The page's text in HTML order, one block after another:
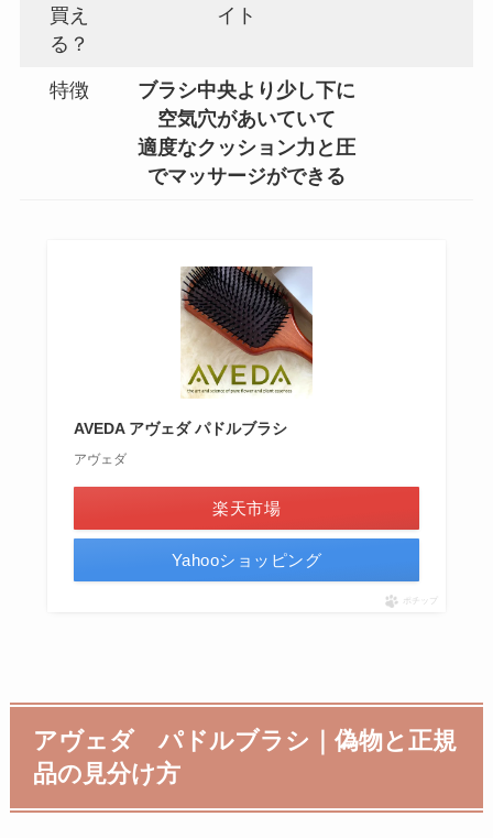
買え
る？
イト
特徴
ブラシ中央より少し下に
空気穴があいていて
適度なクッション力と圧
でマッサージができる
AVEDA アヴェダ パドルブラシ
アヴェダ
楽天市場
Yahooショッピング
ポチップ
アヴェダ パドルブラシ｜偽物と正規
品の見分け方